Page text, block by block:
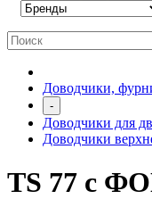
Доводчики,
-
Доводчики для
Доводчики
TS 77 с